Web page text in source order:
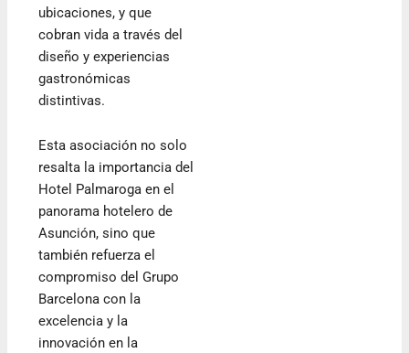
ubicaciones, y que
cobran vida a través del
diseño y experiencias
gastronómicas
distintivas.
Esta asociación no solo
resalta la importancia del
Hotel Palmaroga en el
panorama hotelero de
Asunción, sino que
también refuerza el
compromiso del Grupo
Barcelona con la
excelencia y la
innovación en la